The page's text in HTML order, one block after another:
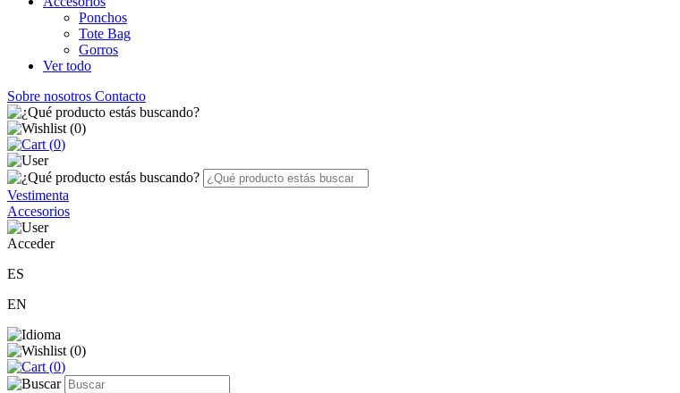
Ponchos
Tote Bag
Gorros
Ver todo
Sobre nosotros Contacto
(0)
(0)
Vestimenta
Accesorios
Acceder
ES
EN
(0)
(0)